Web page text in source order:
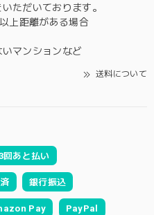
ただいております。
上距離がある場合
いマンションなど
送料について
回あと払い
銀行振込
Pay PayPal